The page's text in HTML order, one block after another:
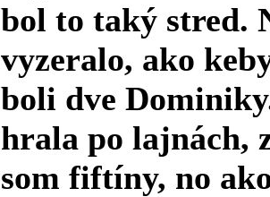
bol to taký stred.
vyzeralo, ako
boli dve
hrala po lajnách,
som fiftíny, no